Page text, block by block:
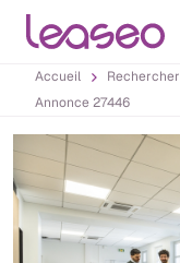
Accueil Rechercher
Annonce 27446